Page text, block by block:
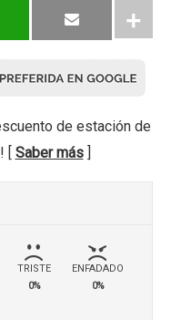
de estación de
Saber más]
TRISTE
0%
ENFADADO
0%